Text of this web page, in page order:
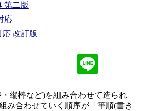
第二版
応
応 改訂版
縦棒など)を組み合わせて造られ
み合わせていく順序が「筆順(書き